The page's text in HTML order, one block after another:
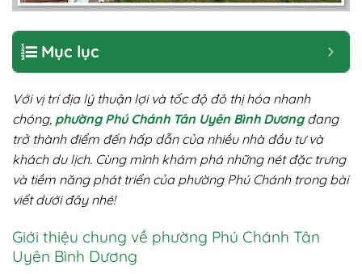
Mục lục
Với vị trí địa lý thuận lợi và tốc độ đô thị hóa nhanh
chóng, phường Phú Chánh Tân Uyên Bình Dương đang
trở thành điểm đến hấp dẫn của nhiều nhà đầu tư và
khách du lịch. Cùng mình khám phá những nét đặc trưng
và tiềm năng phát triển của phường Phú Chánh trong bài
viết dưới đây nhé!
Giới thiệu chung về phường Phú Chánh Tân
Uyên Bình Dương